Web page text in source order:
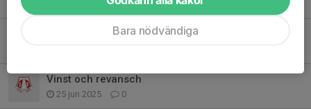
29 aug 2025 1
Vinst och revansch
25 jun 2025 0
Bara nödvändiga